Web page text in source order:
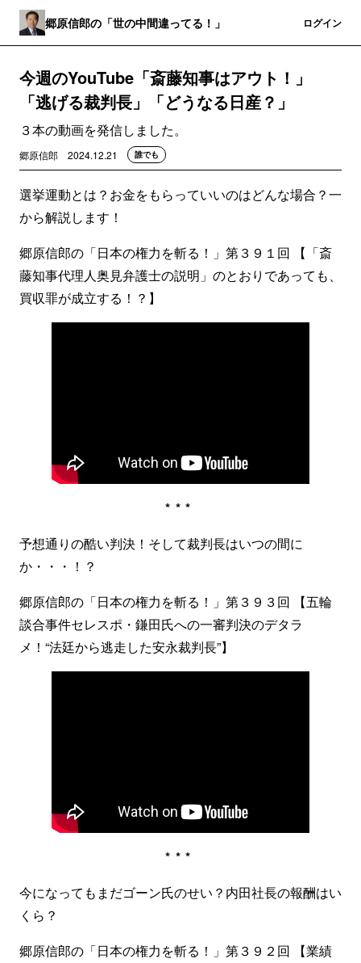
郷原信郎の「世の中間違ってる！」 ログイン
今週のYouTube「斎藤知事はアウト！」
「逃げる裁判長」「どうなる日産？」
３本の動画を発信しました。
郷原信郎 2024.12.21 誰でも
選挙運動とは？お金をもらっていいのはどんな場合？一
から解説します！
郷原信郎の「日本の権力を斬る！」第３９１回 【「斎
藤知事代理人奥見弁護士の説明」のとおりであっても、
買収罪が成立する！？】
***
予想通りの酷い判決！そして裁判長はいつの間に
か・・・！？
郷原信郎の「日本の権力を斬る！」第３９３回 【五輪
談合事件セレスポ・鎌田氏への一審判決のデタラ
メ！“法廷から逃走した安永裁判長”】
***
今になってもまだゴーン氏のせい？内田社長の報酬はい
くら？
郷原信郎の「日本の権力を斬る！」第３９２回 【業績